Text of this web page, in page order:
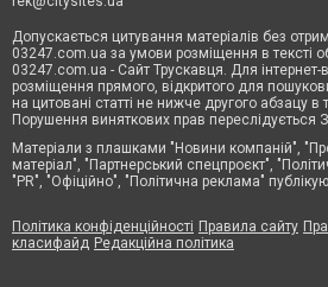
Допускається цитування матеріалів без
03247.com.ua за умови розміщення в тексті
03247.com.ua - Сайт Трускавця. Для
розміщення прямого, відкритого для
на цитовані статті не нижче другого абзацу в
Порушення виняткових прав переслідується
Матеріали з плашками "Новини компаній",
матеріал", "Партнерський спецпроєкт",
"PR", "Офіційно", "Політична реклама"
Політика конфіденційності Правила сайту
класифайд Редакційна політика